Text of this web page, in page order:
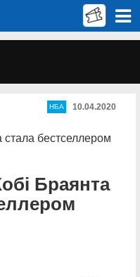
НБА 10.04.2020
Браянта